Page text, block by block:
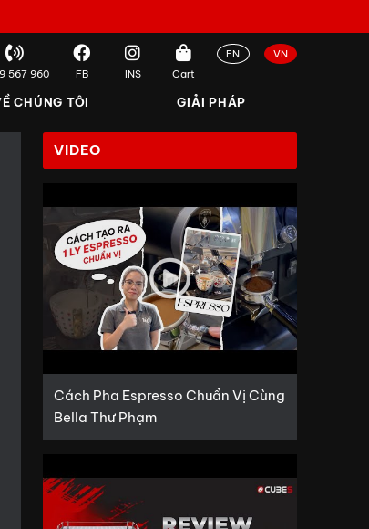
567 960 FB INS Cart
EN VN
CHÚNG TÔI GIẢI PHÁP
VIDEO
Cách Pha Espresso Chuẩn Vị Cùng
Bella Thư Phạm